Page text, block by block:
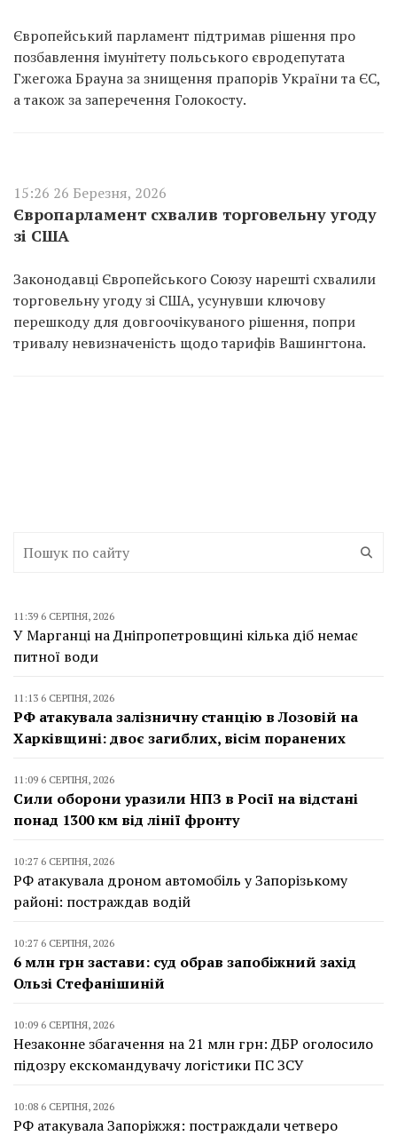
Європейський парламент підтримав рішення про
позбавлення імунітету польського євродепутата
Гжегожа Брауна за знищення прапорів України та ЄС,
а також за заперечення Голокосту.
15:26 26 Березня, 2026
Європарламент схвалив торговельну угоду
зі США
Законодавці Європейського Союзу нарешті схвалили
торговельну угоду зі США, усунувши ключову
перешкоду для довгоочікуваного рішення, попри
тривалу невизначеність щодо тарифів Вашингтона.
11:39 6 СЕРПНЯ, 2026
У Марганці на Дніпропетровщині кілька діб немає
питної води
11:13 6 СЕРПНЯ, 2026
РФ атакувала залізничну станцію в Лозовій на
Харківщині: двоє загиблих, вісім поранених
11:09 6 СЕРПНЯ, 2026
Сили оборони уразили НПЗ в Росії на відстані
понад 1300 км від лінії фронту
10:27 6 СЕРПНЯ, 2026
РФ атакувала дроном автомобіль у Запорізькому
районі: постраждав водій
10:27 6 СЕРПНЯ, 2026
6 млн грн застави: суд обрав запобіжний захід
Ользі Стефанішиній
10:09 6 СЕРПНЯ, 2026
Незаконне збагачення на 21 млн грн: ДБР оголосило
підозру екскомандувачу логістики ПС ЗСУ
10:08 6 СЕРПНЯ, 2026
РФ атакувала Запоріжжя: постраждали четверо